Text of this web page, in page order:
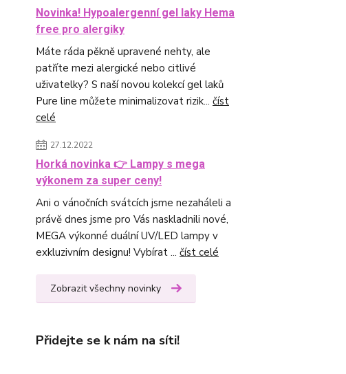
Novinka! Hypoalergenní gel laky Hema
free pro alergiky
Máte ráda pěkně upravené nehty, ale
patříte mezi alergické nebo citlivé
uživatelky? S naší novou kolekcí gel laků
Pure line můžete minimalizovat rizik... číst
celé
27.12.2022
Horká novinka 👉 Lampy s mega
výkonem za super ceny!
Ani o vánočních svátcích jsme nezaháleli a
právě dnes jsme pro Vás naskladnili nové,
MEGA výkonné duální UV/LED lampy v
exkluzivním designu! Vybírat ... číst celé
Zobrazit všechny novinky
Přidejte se k nám na síti!